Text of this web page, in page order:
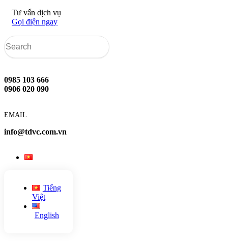
Tư vấn dịch vụ
Gọi điện ngay
0985 103 666
0906 020 090
EMAIL
info@tdvc.com.vn
Tiếng
Việt
English